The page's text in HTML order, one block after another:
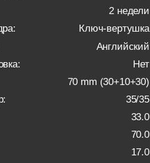
2 недели
Ключ-вертушка
Английский
Нет
70 mm (30+10+30)
35/35
33.0
70.0
17.0